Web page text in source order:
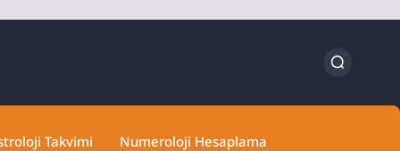
Takvimi Numeroloji Hesaplama